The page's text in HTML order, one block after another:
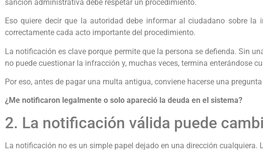
sanción administrativa debe respetar un procedimiento.
Eso quiere decir que la autoridad debe informar al ciudadano sobre
correctamente cada acto importante del procedimiento.
La notificación es clave porque permite que la persona se defienda. Sin
no puede cuestionar la infracción y, muchas veces, termina enterándose
Por eso, antes de pagar una multa antigua, conviene hacerse una
¿Me notificaron legalmente o solo apareció la deuda en el sistema?
2. La notificación válida puede
La notificación no es un simple papel dejado en una dirección cualquiera.